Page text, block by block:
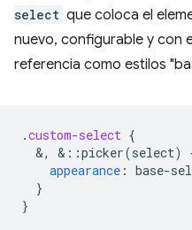
select que coloca el
nuevo, configurable y con
referencia como estilos
.custom-select {
&, & ::picker(select)
appearance : base-
}
}